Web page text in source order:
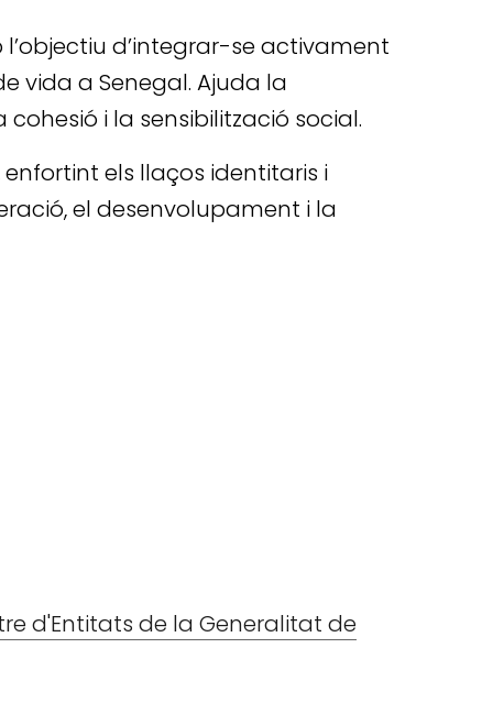
d’integrar-se activament
vida a Senegal. Ajuda la
i la sensibilització social.
els llaços identitaris i
el desenvolupament i la
d'Entitats de la Generalitat de